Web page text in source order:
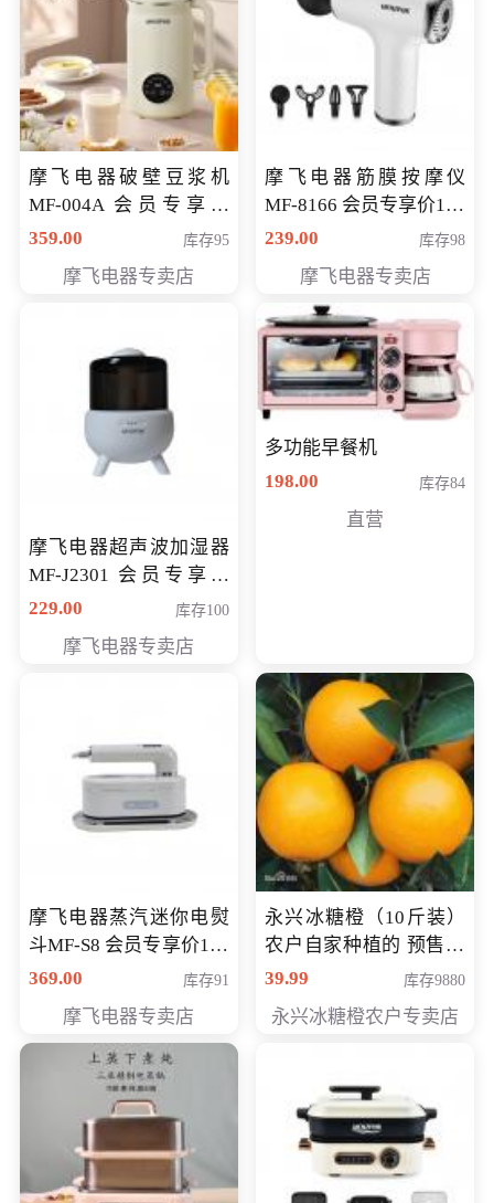
摩飞电器破壁豆浆机
MF-004A 会员专享价
168元
359.00 库存95
摩飞电器专卖店
摩飞电器筋膜按摩仪
MF-8166 会员专享价168
元
239.00 库存98
摩飞电器专卖店
摩飞电器超声波加湿器
MF-J2301 会员专享价
168元
229.00 库存100
摩飞电器专卖店
多功能早餐机
198.00
库存84
直营
摩飞电器蒸汽迷你电熨
斗MF-S8 会员专享价168
元
369.00 库存91
摩飞电器专卖店
永兴冰糖橙（10斤装）
农户自家种植的 预售10
万斤 会员包邮专享价
39.99 库存9880
永兴冰糖橙农户专卖店